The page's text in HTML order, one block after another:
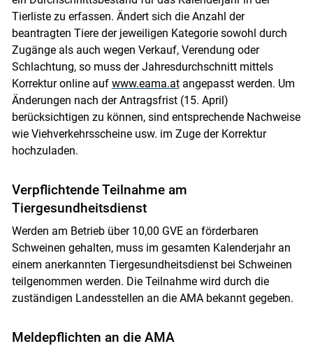
Tierliste zu erfassen. Ändert sich die Anzahl der
beantragten Tiere der jeweiligen Kategorie sowohl durch
Zugänge als auch wegen Verkauf, Verendung oder
Schlachtung, so muss der Jahresdurchschnitt mittels
Korrektur online auf www.eama.atangepasst werden. Um
Änderungen nach der Antragsfrist (15. April)
berücksichtigen zu können, sind entsprechende Nachweise
wie Viehverkehrsscheine usw. im Zuge der Korrektur
hochzuladen.
Verpflichtende Teilnahme am
Tiergesundheitsdienst
Werden am Betrieb über 10,00 GVE an förderbaren
Schweinen gehalten, muss im gesamten Kalenderjahr an
einem anerkannten Tiergesundheitsdienst bei Schweinen
teilgenommen werden. Die Teilnahme wird durch die
zuständigen Landesstellen an die AMA bekannt gegeben.
Meldepflichten an die AMA